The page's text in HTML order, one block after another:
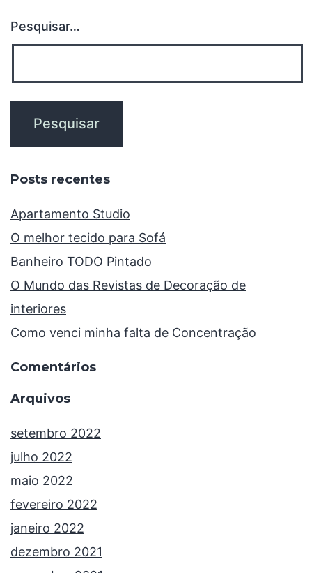
Pesquisar…
Posts recentes
Apartamento Studio
O melhor tecido para Sofá
Banheiro TODO Pintado
O Mundo das Revistas de Decoração de
interiores
Como venci minha falta de Concentração
Comentários
Arquivos
setembro 2022
julho 2022
maio 2022
fevereiro 2022
janeiro 2022
dezembro 2021